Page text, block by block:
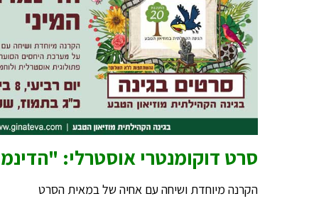
סרט דוקומנטרי אוסטרלי:
הקרנה מיוחדת ושיחה עם אחיה של במאית הסרט